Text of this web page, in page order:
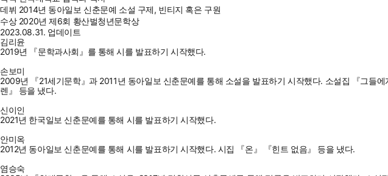
데뷔 2014년 동아일보 신춘문예 소설 구제, 빈티지 혹은 구원
수상 2020년 제6회 황산벌청년문학상
2023.08.31. 업데이트
김리윤
2019년 『문학과사회』를 통해 시를 발표하기 시작했다.
손보미
2009년 『21세기문학』과 2011년 동아일보 신춘문예를 통해 소설을 발표하기 시작했다. 소설집 『그들
렌』 등을 냈다.
신이인
2021년 한국일보 신춘문예를 통해 시를 발표하기 시작했다.
안미옥
2012년 동아일보 신춘문예를 통해 시를 발표하기 시작했다. 시집 『온』 『힌트 없음』 등을 냈다.
염승숙